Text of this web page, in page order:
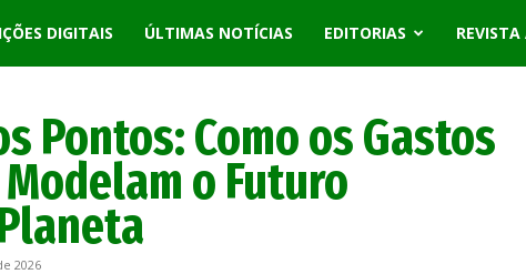
DIGITAIS ÚLTIMAS NOTÍCIAS EDITORIAS
Pontos: Como os Gastos
o Futuro
2026